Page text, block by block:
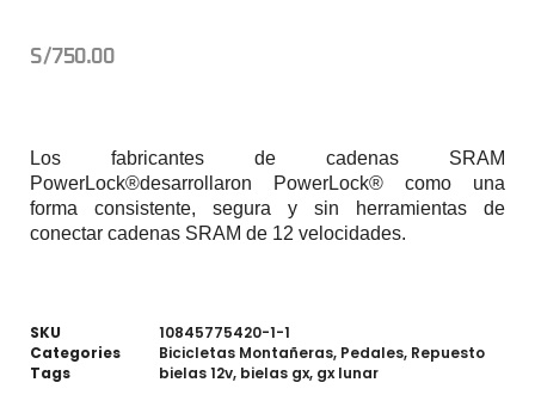
S/750.00
Los fabricantes de cadenas SRAM
PowerLock®desarrollaron PowerLock® como una
forma consistente, segura y sin herramientas de
conectar cadenas SRAM de 12 velocidades.
SKU
10845775420-1-1
Categories
Bicicletas Montañeras, Pedales, Repuesto
Tags
bielas 12v, bielas gx, gx lunar